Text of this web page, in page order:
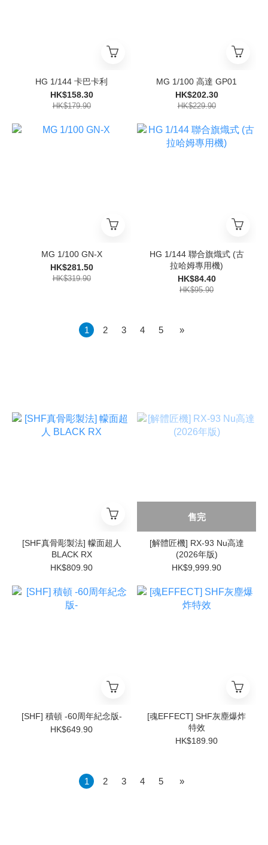
HG 1/144 卡巴卡利
HK$158.30
HK$179.90
MG 1/100 高達 GP01
HK$202.30
HK$229.90
MG 1/100 GN-X
HK$281.50
HK$319.90
HG 1/144 聯合旗熾式 (古
拉哈姆專用機)
HK$84.40
HK$95.90
1 2 3 4 5 »
[SHF真骨彫製法] 幪面超人
BLACK RX
HK$809.90
售完
[解體匠機] RX-93 Nu高達
(2026年版)
HK$9,999.90
[SHF] 積頓 -60周年紀念版-
HK$649.90
[魂EFFECT] SHF灰塵爆炸
特效
HK$189.90
1 2 3 4 5 »